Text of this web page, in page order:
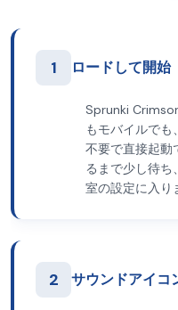
1 ロードして開始
Sprunki
もモバイルでも
不要で直接起動
るまで少し待
室の設定に入り
2 サウンドアイコ